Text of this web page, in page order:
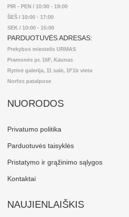
PIR - PEN / 10:00 - 19:00
ŠEŠ / 10:00 - 17:00
SEK / 10:00 - 15:00
PARDUOTUVĖS ADRESAS:
Prekybos miestelis URMAS
Pramonės pr. 16F, Kaunas
Rytinė galerija, 11 salė, 1F1b vieta
Norfos patalpose
NUORODOS
Privatumo politika
Parduotuvės taisyklės
Pristatymo ir grąžinimo sąlygos
Kontaktai
NAUJIENLAIŠKIS